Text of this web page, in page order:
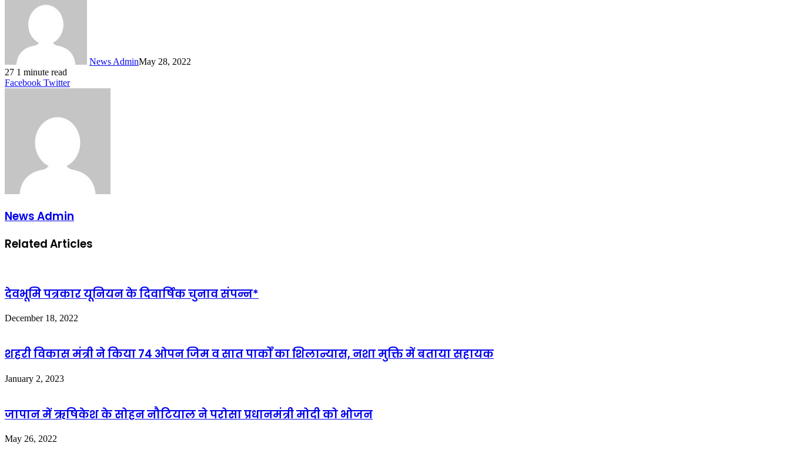
News AdminMay 28, 2022
27 1 minute read
Facebook TwitterLinkedIn
Tumblr
Pinterest
Reddit
VKontakte
Share
Print
News Admin
Related Articles
देवभूमि पत्रकार यूनियन के दिवार्षिक चुनाव संपन्न*
December 18, 2022
शहरी विकास मंत्री ने किया 74 ओपन जिम व सात पार्कों का शिलान्यास, नशा मुक्ति में बताया सहायक
January 2, 2023
जापान में ऋषिकेश के सोहन नौटियाल ने परोसा प्रधानमंत्री मोदी को भोजन
May 26, 2022